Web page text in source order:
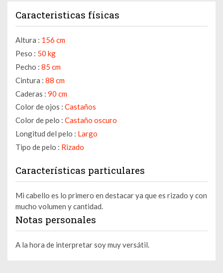
Caracteristicas físicas
Altura : 156 cm
Peso : 50 kg
Pecho : 85 cm
Cintura : 88 cm
Caderas : 90 cm
Color de ojos : Castaños
Color de pelo : Castaño oscuro
Longitud del pelo : Largo
Tipo de pelo : Rizado
Características particulares
Mi cabello es lo primero en destacar ya que es rizado y con
mucho volumen y cantidad.
Notas personales
A la hora de interpretar soy muy versátil.